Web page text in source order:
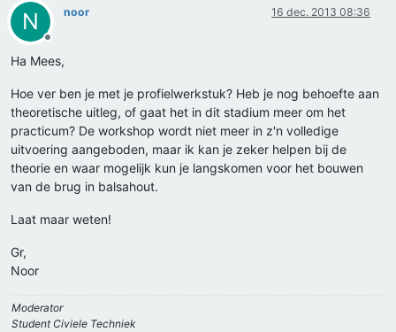
N
Offline
noor 16 dec. 2013 08:36
Ha Mees,
Hoe ver ben je met je profielwerkstuk? Heb je nog behoefte aan
theoretische uitleg, of gaat het in dit stadium meer om het
practicum? De workshop wordt niet meer in z'n volledige
uitvoering aangeboden, maar ik kan je zeker helpen bij de
theorie en waar mogelijk kun je langskomen voor het bouwen
van de brug in balsahout.
Laat maar weten!
Gr,
Noor
Moderator
Student Civiele Techniek